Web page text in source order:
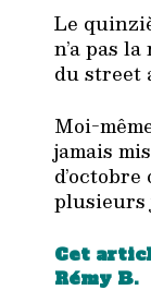
Le
n’a pas
du street
Moi-
jamais
d’octobre
plusieurs
Cet
Rémy B.